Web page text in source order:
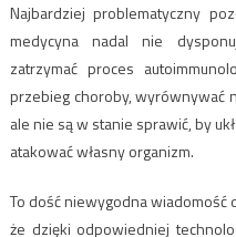
Najbardziej problematyczny
medycyna nadal nie
zatrzymać proces
przebieg choroby, wyrównywać
ale nie są w stanie sprawić, by
atakować własny organizm.
To dość niewygodna wiadomość
że dzięki odpowiedniej